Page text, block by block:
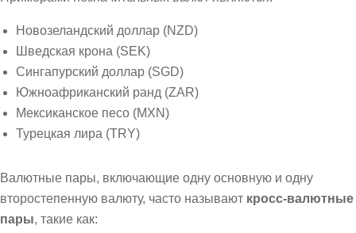
Новозеландский доллар (NZD)
Шведская крона (SEK)
Сингапурский доллар (SGD)
Южноафриканский ранд (ZAR)
Мексиканское песо (MXN)
Турецкая лира (TRY)
Валютные пары, включающие одну основную и одну
второстепенную валюту, часто называют кросс-валютные
пары, такие как: